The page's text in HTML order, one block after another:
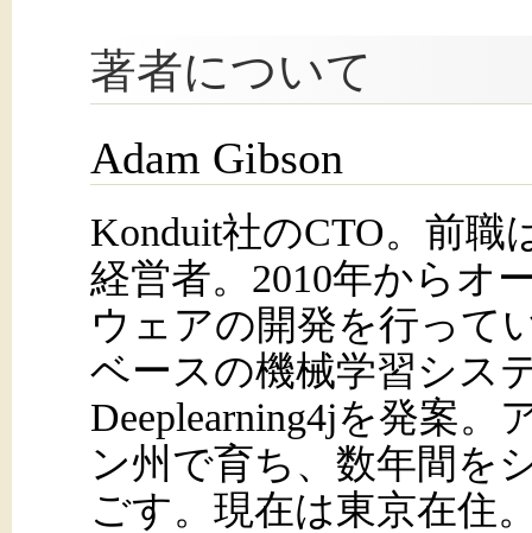
著者について
Adam Gibson
Konduit社のCTO。前職
経営者。2010年からオ
ウェアの開発を行って
ベースの機械学習シス
Deeplearning4jを発案。
ン州で育ち、数年間を
ごす。現在は東京在住